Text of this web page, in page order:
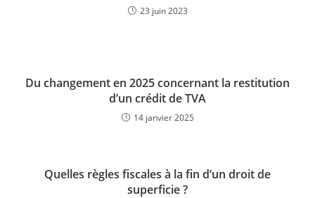
23 juin 2023
Du changement en 2025 concernant la restitution
d’un crédit de TVA
14 janvier 2025
Quelles règles fiscales à la fin d’un droit de
superficie ?